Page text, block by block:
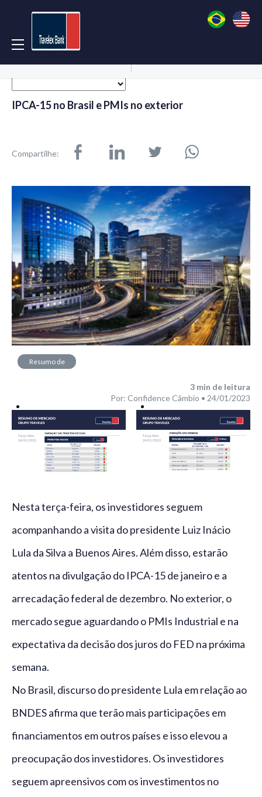
IPCA-15 no Brasil e PMIs no exterior
Compartilhe:
Resumo de
3 min de leitura
Por: Confidence Câmbio • 24/01/2023
Nesta terça-feira, os investidores seguem
acompanhando a visita do presidente Luiz Inácio
Lula da Silva a Buenos Aires. Além disso, estarão
atentos na divulgação do IPCA-15 de janeiro e a
arrecadação federal de dezembro. No exterior, o
mercado segue aguardando o PMIs Industrial e na
expectativa da decisão dos juros do FED na próxima
semana.
No Brasil, discurso do presidente Lula em relação ao
BNDES afirma que terão mais participações em
financiamentos em outros países e isso elevou a
preocupação dos investidores. Os investidores
seguem apreensivos com os investimentos no